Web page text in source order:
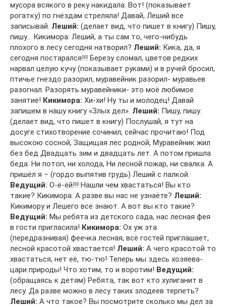
мусора всякого в реку накидала. Вот! (показывает
рогатку) по гнёздам стреляла! Давай, Леший все
записывай. Леший: (делает вид, что пишет в книгу) Пишу,
пишу… Кикимора: Леший, а ты сам то, чего-нибудь
плохого в лесу сегодня натворил? Леший: Кика, да, я
сегодня постарался!!! Березу сломал, цветов редких
нарвал целую кучу (показывает руками) и в ручей бросил,
птичье гнездо разорил, муравейник разорил- муравьев
разогнал. Разорять муравейники- это моё любимое
занятие! Кикимора: Хи-хи! Ну ты и молодец! Давай
запишем в нашу книгу «Злых дел». Леший: Пишу, пишу.
(делает вид, что пишет в книгу) Послушай, я тут на
досуге стихотворение сочинил, сейчас прочитаю! Под
высокою сосной, Защищая лес родной, Муравейник жил
без бед Двадцать зим и двадцать лет. А потом пришла
беда: Ни потоп, ни холода, Ни лесной пожар, ни свалка. А
пришёл я – (гордо выпятив грудь) Леший с палкой.
Ведущий: О-ё-ёй!!! Нашли чем хвастаться! Вы кто
такие? Кикимора: А разве вы нас не узнаёте? Леший:
Кикимору и Лешего все знают. А вот вы кто такие?
Ведущий: Мы ребята из детского сада, нас лесная фея
в гости пригласила! Кикимора: Ох уж эта
(передразнивая) феечка лесная, всё гостей приглашает,
лесной красотой хвастается! Леший: А чего красотой то
хвастаться, нет её, тю-тю! Теперь мы здесь хозяева-
цари природы! Что хотим, то и воротим! Ведущий:
(обращаясь к детям) Ребята, так вот кто хулиганит в
лесу. Да разве можно в лесу таких злодеев терпеть?
Леший: А что такое? Вы посмотрите сколько мы дел за